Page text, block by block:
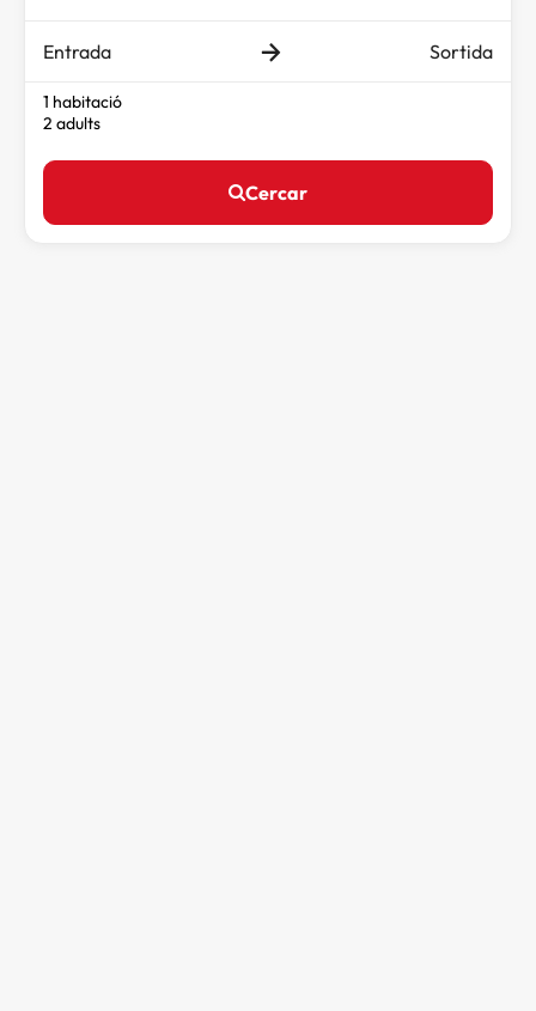
Entrada Sortida
1 habitació
2 adults
Cercar